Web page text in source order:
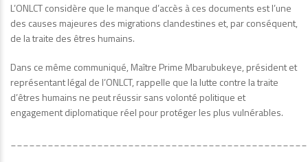
L’ONLCT considère que le manque d’accès à ces documents est l’une
des causes majeures des migrations clandestines et, par conséquent,
de la traite des êtres humains.
Dans ce même communiqué, Maître Prime Mbarubukeye, président et
représentant légal de l’ONLCT, rappelle que la lutte contre la traite
d’êtres humains ne peut réussir sans volonté politique et
engagement diplomatique réel pour protéger les plus vulnérables.